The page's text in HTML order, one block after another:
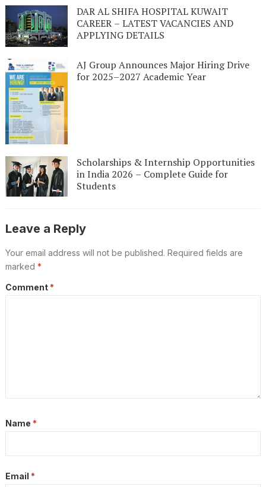
DAR AL SHIFA HOSPITAL KUWAIT
CAREER – LATEST VACANCIES AND
APPLYING DETAILS
AJ Group Announces Major Hiring Drive
for 2025–2027 Academic Year
Scholarships & Internship Opportunities
in India 2026 – Complete Guide for
Students
Leave a Reply
Your email address will not be published. Required fields are
marked *
Comment *
Name *
Email *